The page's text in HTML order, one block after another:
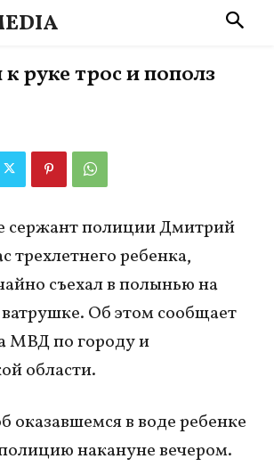
руке трос и пополз
сержант полиции Дмитрий
трехлетнего ребенка,
съехал в полынью на
Об этом сообщает
МВД по городу и
области.
оказавшемся в воде ребенке
накануне вечером.